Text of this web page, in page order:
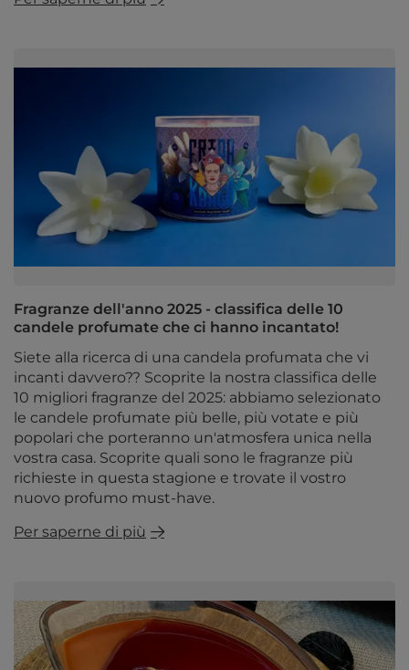
Fragranze dell'anno 2025 - classifica delle 10
candele profumate che ci hanno incantato!
Siete alla ricerca di una candela profumata che vi
incanti davvero?? Scoprite la nostra classifica delle
10 migliori fragranze del 2025: abbiamo selezionato
le candele profumate più belle, più votate e più
popolari che porteranno un'atmosfera unica nella
vostra casa. Scoprite quali sono le fragranze più
richieste in questa stagione e trovate il vostro
nuovo profumo must-have.
Per saperne di più